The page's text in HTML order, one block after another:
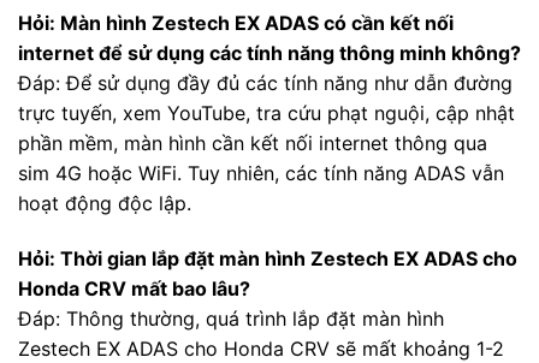
Hỏi: Màn hình Zestech EX ADAS có cần kết nối
internet để sử dụng các tính năng thông minh không?
Đáp: Để sử dụng đầy đủ các tính năng như dẫn đường
trực tuyến, xem YouTube, tra cứu phạt nguội, cập nhật
phần mềm, màn hình cần kết nối internet thông qua
sim 4G hoặc WiFi. Tuy nhiên, các tính năng ADAS vẫn
hoạt động độc lập.
Hỏi: Thời gian lắp đặt màn hình Zestech EX ADAS cho
Honda CRV mất bao lâu?
Đáp: Thông thường, quá trình lắp đặt màn hình
Zestech EX ADAS cho Honda CRV sẽ mất khoảng 1-2